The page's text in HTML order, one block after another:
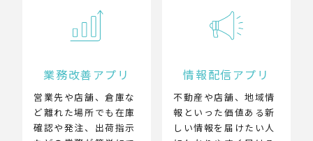
業務改善アプリ
営業先や店舗、倉庫な
ど離れた場所でも在庫
確認や発注、出荷指示
情報配信アプリ
不動産や店舗、地域情
報といった価値ある新
しい情報を届けたい人